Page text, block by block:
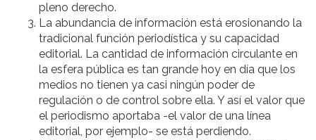
pleno derecho.
La abundancia de información está erosionando la
tradicional función periodística y su capacidad
editorial. La cantidad de información circulante en
la esfera pública es tan grande hoy en día que los
medios no tienen ya casi ningún poder de
regulación o de control sobre ella. Y así el valor que
el periodismo aportaba -el valor de una línea
editorial, por ejemplo- se está perdiendo.